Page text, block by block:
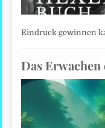
Eindruck gewinnen
Das Erwachen